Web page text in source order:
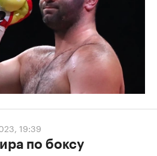
19:39
по боксу